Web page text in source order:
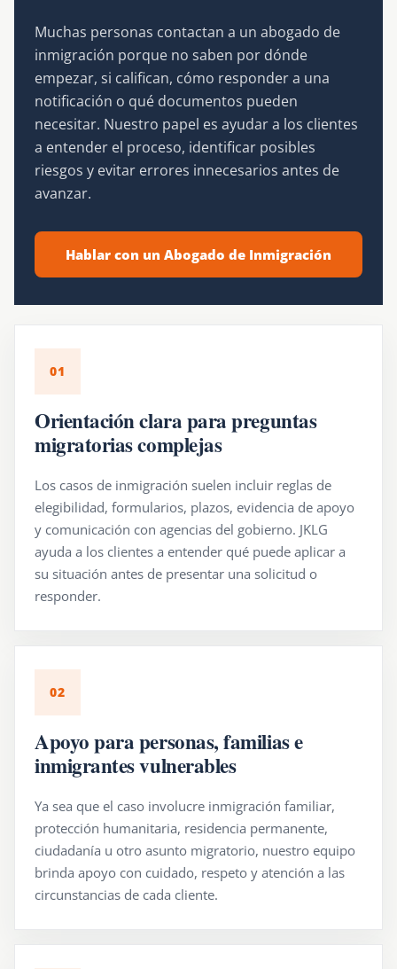
Muchas personas contactan a un abogado de
inmigración porque no saben por dónde
empezar, si califican, cómo responder a una
notificación o qué documentos pueden
necesitar. Nuestro papel es ayudar a los clientes
a entender el proceso, identificar posibles
riesgos y evitar errores innecesarios antes de
avanzar.
Hablar con un Abogado de Inmigración
01
Orientación clara para preguntas
migratorias complejas
Los casos de inmigración suelen incluir reglas de
elegibilidad, formularios, plazos, evidencia de apoyo
y comunicación con agencias del gobierno. JKLG
ayuda a los clientes a entender qué puede aplicar a
su situación antes de presentar una solicitud o
responder.
02
Apoyo para personas, familias e
inmigrantes vulnerables
Ya sea que el caso involucre inmigración familiar,
protección humanitaria, residencia permanente,
ciudadanía u otro asunto migratorio, nuestro equipo
brinda apoyo con cuidado, respeto y atención a las
circunstancias de cada cliente.